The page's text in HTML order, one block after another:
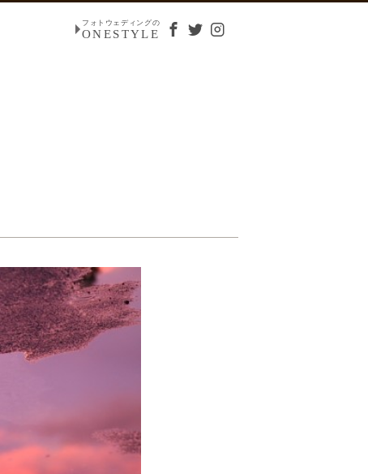
フォトウェディングの
ONESTYLE